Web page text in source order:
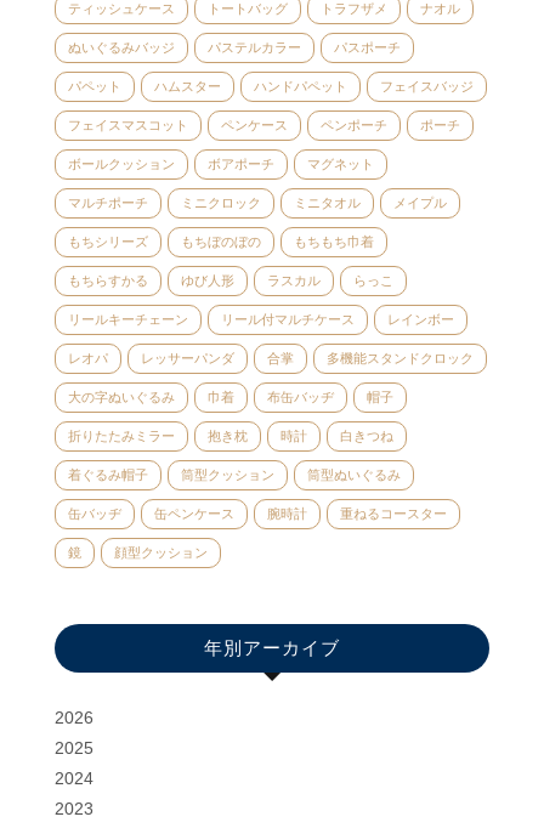
ティッシュケース トートバッグ トラフザメ ナオル
ぬいぐるみバッジ パステルカラー パスポーチ
パペット ハムスター ハンドパペット フェイスバッジ
フェイスマスコット ペンケース ペンポーチ ポーチ
ボールクッション ボアポーチ マグネット
マルチポーチ ミニクロック ミニタオル メイプル
もちシリーズ もちぼのぼの もちもち巾着
もちらすかる ゆび人形 ラスカル らっこ
リールキーチェーン リール付マルチケース レインボー
レオパ レッサーパンダ 合掌 多機能スタンドクロック
大の字ぬいぐるみ 巾着 布缶バッヂ 帽子
折りたたみミラー 抱き枕 時計 白きつね
着ぐるみ帽子 筒型クッション 筒型ぬいぐるみ
缶バッヂ 缶ペンケース 腕時計 重ねるコースター
鏡 顔型クッション
年別アーカイブ
2026
2025
2024
2023